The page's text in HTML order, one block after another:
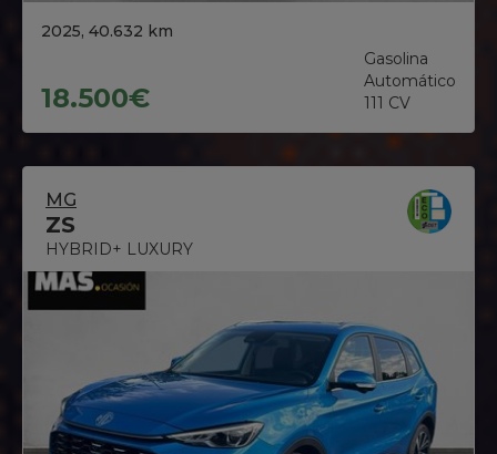
2025, 40.632 km
18.500€
Gasolina
Automático
111 CV
MG
ZS
HYBRID+ LUXURY